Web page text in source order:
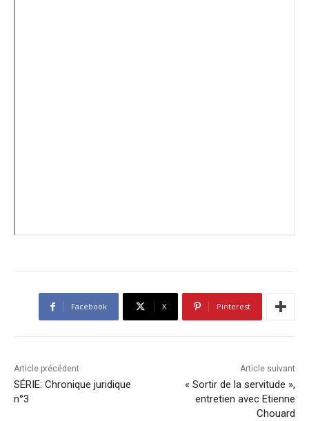
Facebook X Pinterest
Article précédent
SÉRIE: Chronique juridique
n°3
Article suivant
« Sortir de la servitude »,
entretien avec Etienne
Chouard